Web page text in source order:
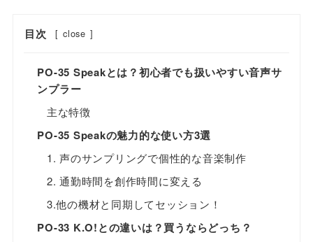
目次 [ close ]
PO-35 Speakとは？初心者でも扱いやすい音声サ
ンプラー
主な特徴
PO-35 Speakの魅力的な使い方3選
1. 声のサンプリングで個性的な音楽制作
2. 通勤時間を創作時間に変える
3.他の機材と同期してセッション！
PO-33 K.O!との違いは？買うならどっち？